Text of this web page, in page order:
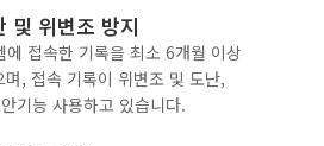
및 위변조 방지
에 접속한 기록을 최소 6개월 이상
, 접속 기록이 위변조 및 도난,
기능 사용하고 있습니다.